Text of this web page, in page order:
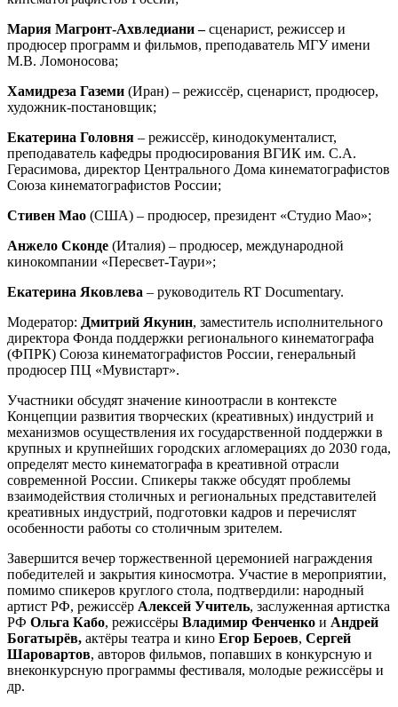
Мария Магронт-Ахвледиани –сценарист, режиссер и
продюсер программ и фильмов, преподаватель МГУ имени
М.В. Ломоносова;
Хамидреза Газеми (Иран) – режиссёр, сценарист, продюсер,
художник-постановщик;
Екатерина Головня – режиссёр, кинодокументалист,
преподаватель кафедры продюсирования ВГИК им. С.А.
Герасимова, директор Центрального Дома кинематографистов
Союза кинематографистов России;
Стивен Мао (США) – продюсер, президент «Студио Мао»;
Анжело Сконде (Италия) – продюсер, международной
кинокомпании «Пересвет-Таури»;
Екатерина Яковлева – руководитель RT Documentary.
Модератор: Дмитрий Якунин, заместитель исполнительного
директора Фонда поддержки регионального кинематографа
(ФПРК) Союза кинематографистов России, генеральный
продюсер ПЦ «Мувистарт».
Участники обсудят значение киноотрасли в контексте
Концепции развития творческих (креативных) индустрий и
механизмов осуществления их государственной поддержки в
крупных и крупнейших городских агломерациях до 2030 года,
определят место кинематографа в креативной отрасли
современной России. Спикеры также обсудят проблемы
взаимодействия столичных и региональных представителей
креативных индустрий, подготовки кадров и перечислят
особенности работы со столичным зрителем.
Завершится вечер торжественной церемонией награждения
победителей и закрытия киносмотра. Участие в мероприятии,
помимо спикеров круглого стола, подтвердили: народный
артист РФ, режиссёр Алексей Учитель, заслуженная артистка
РФ Ольга Кабо, режиссёры Владимир Фенченко и Андрей
Богатырёв, актёры театра и кино Егор Бероев, Сергей
Шаровартов, авторов фильмов, попавших в конкурсную и
внеконкурсную программы фестиваля, молодые режиссёры и
др.